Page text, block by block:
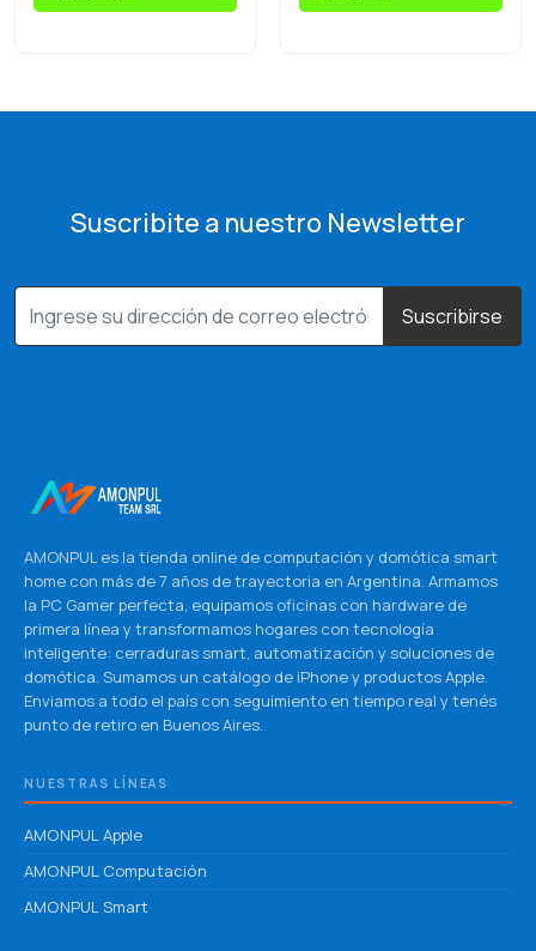
Suscribite a nuestro Newsletter
Suscribirse
AMONPUL es la tienda online de computación y domótica smart
home con más de 7 años de trayectoria en Argentina. Armamos
la PC Gamer perfecta, equipamos oficinas con hardware de
primera línea y transformamos hogares con tecnología
inteligente: cerraduras smart, automatización y soluciones de
domótica. Sumamos un catálogo de iPhone y productos Apple.
Enviamos a todo el país con seguimiento en tiempo real y tenés
punto de retiro en Buenos Aires.
NUESTRAS LÍNEAS
AMONPUL Apple
AMONPUL Computación
AMONPUL Smart